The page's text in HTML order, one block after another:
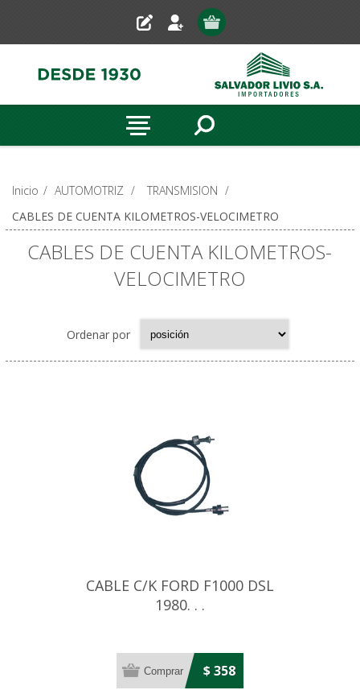
Inicio / AUTOMOTRIZ / TRANSMISION /
CABLES DE CUENTA KILOMETROS-VELOCIMETRO
CABLES DE CUENTA KILOMETROS-
VELOCIMETRO
Ordenar por
CABLE C/K FORD F1000 DSL
1980. . .
$ 358